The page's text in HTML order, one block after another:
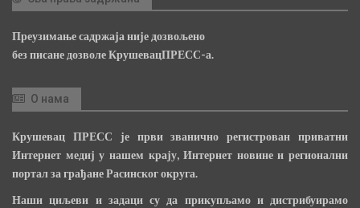
Преузимање садржаја није дозвољено
без писане дозволе КрушевацПРЕСС-а.
О нама
Крушевац ПРЕСС је први званично регистрован приватни
Интернет медиј у нашем крају, Интернет новине и регионални
портал за грађане Расинског округа.
Наши циљеви и задаци су да прикупљамо и дистрибуирамо